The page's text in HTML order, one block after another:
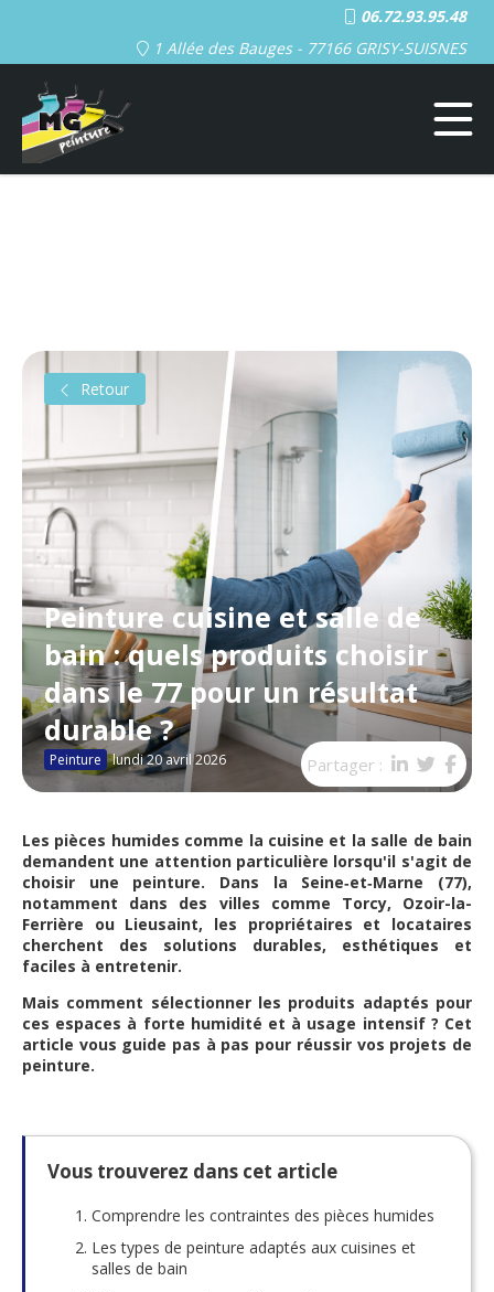
06.72.93.95.48
1 Allée des Bauges - 77166 GRISY-SUISNES
Peinture cuisine et salle de
bain : quels produits choisir
dans le 77 pour un résultat
durable ?
Peinture lundi 20 avril 2026
Retour
Partager :
Les pièces humides comme la cuisine et la salle de bain
demandent une attention particulière lorsqu'il s'agit de
choisir une peinture. Dans la Seine‑et‑Marne (77),
notamment dans des villes comme Torcy, Ozoir-la-
Ferrière ou Lieusaint, les propriétaires et locataires
cherchent des solutions durables, esthétiques et
faciles à entretenir.
Mais comment sélectionner les produits adaptés pour
ces espaces à forte humidité et à usage intensif ? Cet
article vous guide pas à pas pour réussir vos projets de
peinture.
Vous trouverez dans cet article
Comprendre les contraintes des pièces humides
Les types de peinture adaptés aux cuisines et
salles de bain